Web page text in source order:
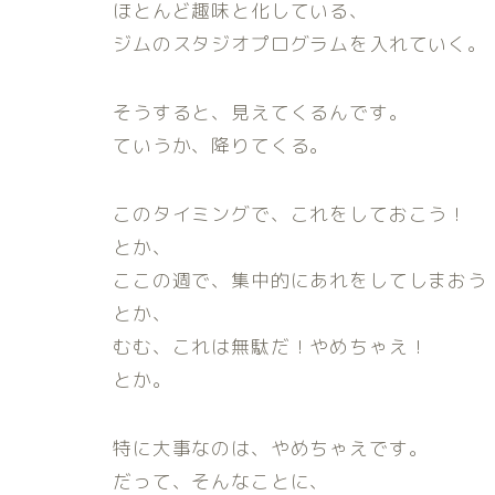
ほとんど趣味と化している、
ジムのスタジオプログラムを入れていく。
そうすると、見えてくるんです。
ていうか、降りてくる。
このタイミングで、これをしておこう！
とか、
ここの週で、集中的にあれをしてしまおう
とか、
むむ、これは無駄だ！やめちゃえ！
とか。
特に大事なのは、やめちゃえです。
だって、そんなことに、